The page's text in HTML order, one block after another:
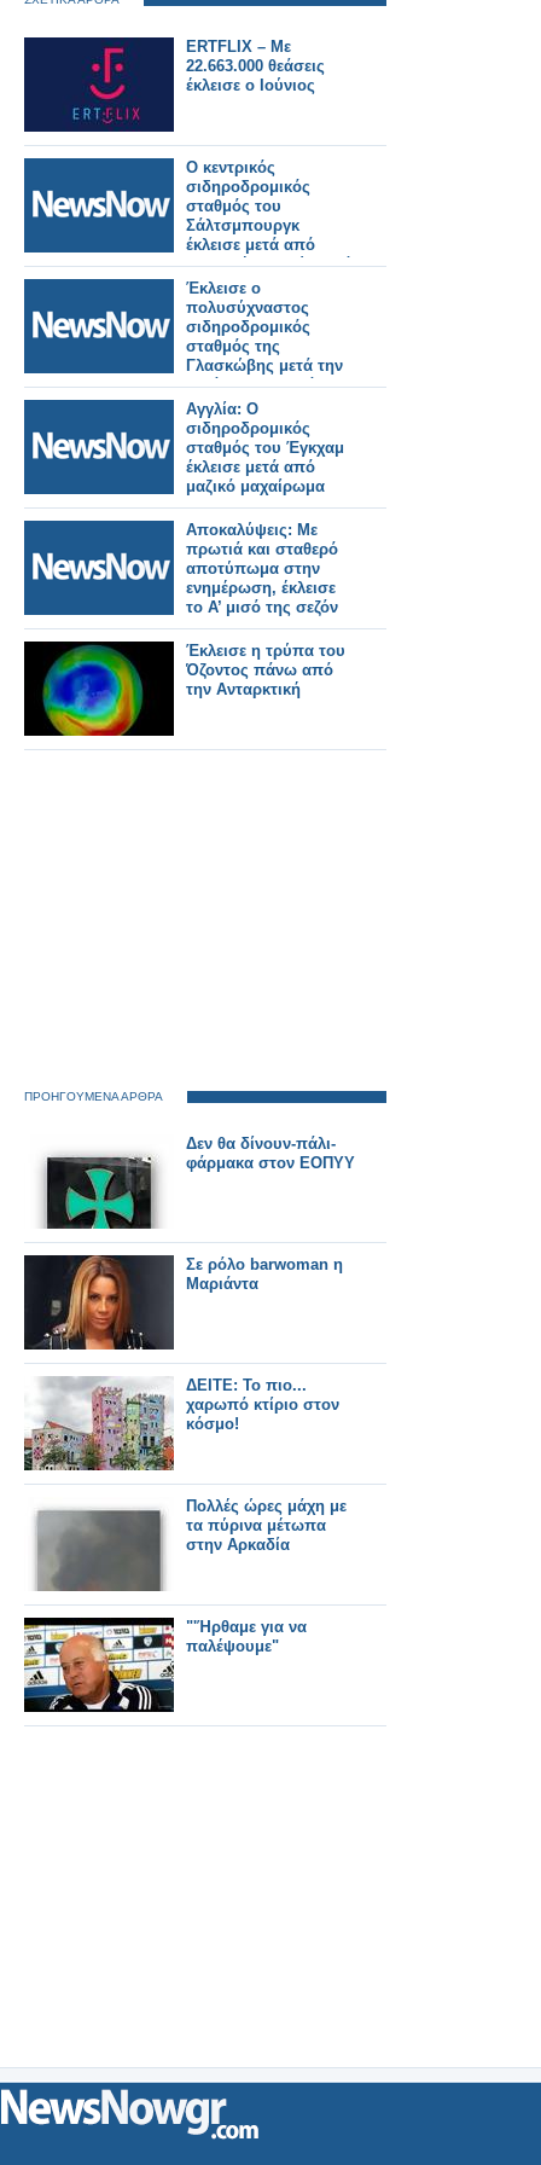
ERTFLIX – Με
22.663.000 θεάσεις
έκλεισε ο Ιούνιος
Ο κεντρικός
σιδηροδρομικός
σταθμός του
Σάλτσμπουργκ
έκλεισε μετά από
διαρροή χημικών από
εμπορευματική
αμαξοστοιχία.
Έκλεισε ο
πολυσύχναστος
σιδηροδρομικός
σταθμός της
Γλασκώβης μετά την
μεγάλη πυρκαγιά.
Αγγλία: Ο
σιδηροδρομικός
σταθμός του Έγκχαμ
έκλεισε μετά από
μαζικό μαχαίρωμα
Αποκαλύψεις: Με
πρωτιά και σταθερό
αποτύπωμα στην
ενημέρωση, έκλεισε
το Α’ μισό της σεζόν
2025 -2026
Έκλεισε η τρύπα του
Όζοντος πάνω από
την Ανταρκτική
ΠΡΟΗΓΟΥΜΕΝΑ ΑΡΘΡΑ
Δεν θα δίνουν-πάλι-
φάρμακα στον ΕΟΠΥΥ
Σε ρόλο barwoman η
Μαριάντα
ΔΕΙΤΕ: Το πιο...
χαρωπό κτίριο στον
κόσμο!
Πολλές ώρες μάχη με
τα πύρινα μέτωπα
στην Αρκαδία
"'Ήρθαμε για να
παλέψουμε"